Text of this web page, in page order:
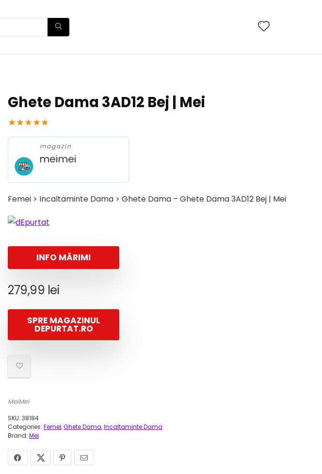
Ghete Dama 3AD12 Bej | Mei
★★★★★
magazin
meimei
Femei > Incaltaminte Dama > Ghete Dama – Ghete Dama 3AD12 Bej | Mei
INFO MĂRIMI
279,99 lei
SPRE MAGAZINUL
DEPURTAT.RO
MeiMei
SKU: 38184
Categories: Femei,Ghete Dama,Incaltaminte Dama
Brand: Mei